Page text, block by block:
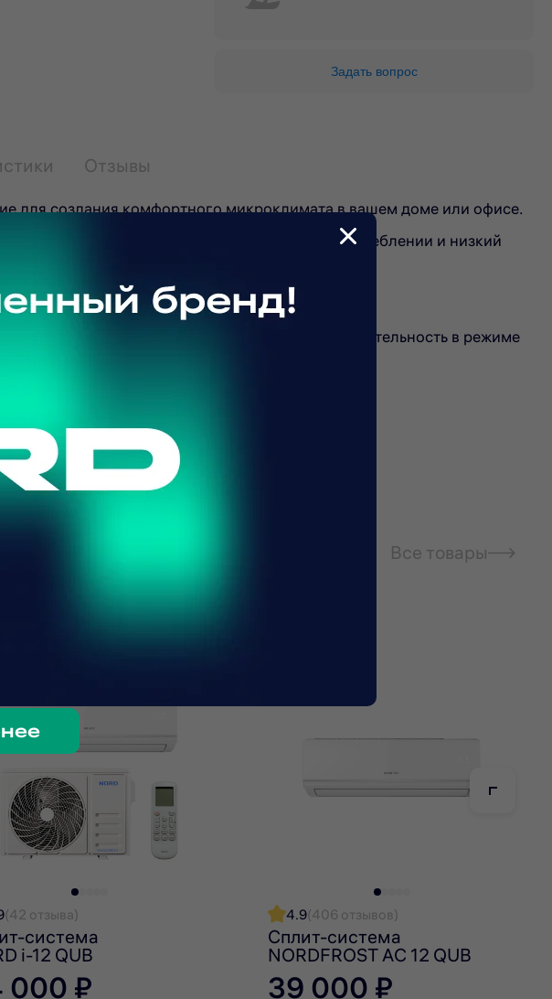
Задать вопрос
Отзывы
для создания комфортного микроклимата в вашем доме или офисе.
при минимальном энергопотреблении и низкий
комфортную температуру в комнате. Производительность в режиме
здания, составляет 54 дБ, а внутреннего, который устанавливается
При монтаже устройства необходимо точно соблюдать
работе кондиционера.
R32. Этот хладагент меньше других влияет на окружающую среду и
пульта с дисплеем. Индикаторы помогают контролировать рабочее
при включении или выключении модели, смене режимов
универсальный смарт-пульт с ИК-передатчиком
Все товары
(42 отзыва)
система
i-12 QUB
000 ₽
4.9(406 отзывов)
Сплит-система
NORDFROST AC 12 QUB
39 000 ₽
Подписаться
данных